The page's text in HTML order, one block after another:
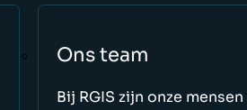
Ons team
Bij RGIS zijn onze